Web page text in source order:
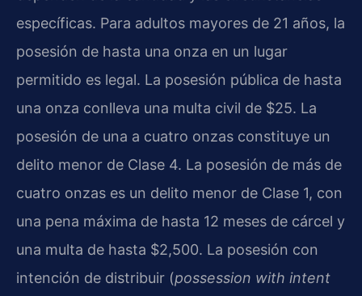
específicas. Para adultos mayores de 21 años, la
posesión de hasta una onza en un lugar
permitido es legal. La posesión pública de hasta
una onza conlleva una multa civil de $25. La
posesión de una a cuatro onzas constituye un
delito menor de Clase 4. La posesión de más de
cuatro onzas es un delito menor de Clase 1, con
una pena máxima de hasta 12 meses de cárcel y
una multa de hasta $2,500. La posesión con
intención de distribuir (possession with intent